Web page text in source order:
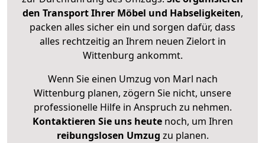
den Transport Ihrer Möbel und Habseligkeiten,
packen alles sicher ein und sorgen dafür, dass
alles rechtzeitig an Ihrem neuen Zielort in
Wittenburg ankommt.
Wenn Sie einen Umzug von Marl nach
Wittenburg planen, zögern Sie nicht, unsere
professionelle Hilfe in Anspruch zu nehmen.
Kontaktieren Sie uns heutenoch, um Ihren
reibungslosen Umzug zu planen.